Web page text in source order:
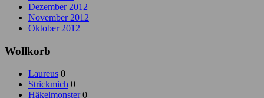
Dezember 2012
November 2012
Oktober 2012
Wollkorb
Laureus 0
Strickmich 0
Häkelmonster0